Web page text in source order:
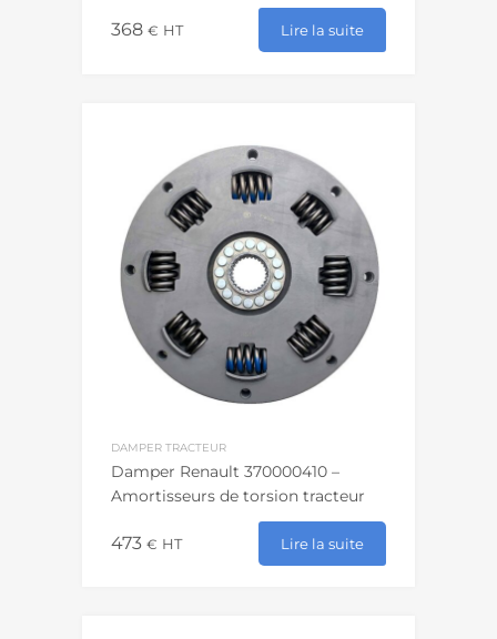
368 € HT Lire la suite
DAMPER TRACTEUR
Damper Renault 370000410 –
Amortisseurs de torsion tracteur
473 € HT Lire la suite